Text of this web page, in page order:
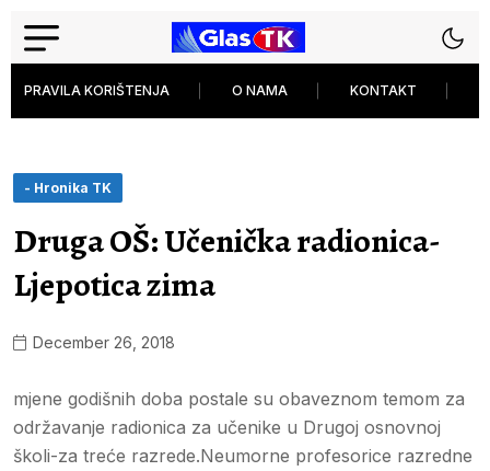
PRAVILA KORIŠTENJA O NAMA KONTAKT
- Hronika TK
Druga OŠ: Učenička radionica-
Ljepotica zima
December 26, 2018
mjene godišnih doba postale su obaveznom temom za
održavanje radionica za učenike u Drugoj osnovnoj
školi-za treće razrede.Neumorne profesorice razredne